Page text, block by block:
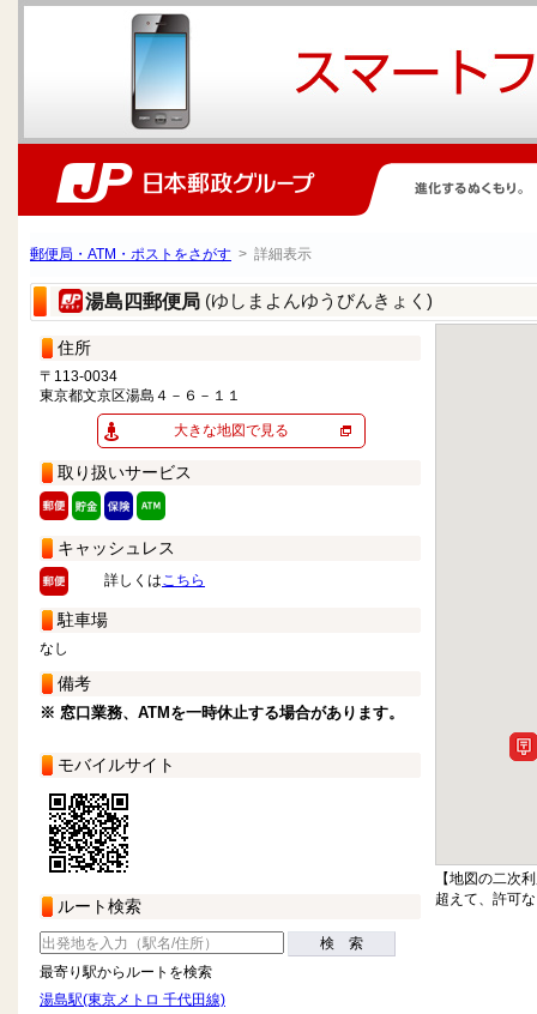
郵便局・ATM・ポストをさがす > 詳細表示
湯島四郵便局 (ゆしまよんゆうびんきょく)
住所
〒113-0034
東京都文京区湯島４－６－１１
大きな地図で見る
取り扱いサービス
キャッシュレス
詳しくはこちら
駐車場
なし
備考
※ 窓口業務、ATMを一時休止する場合があります。
モバイルサイト
ルート検索
検 索
最寄り駅からルートを検索
湯島駅(東京メトロ 千代田線)
【地図の二次
超えて、許可